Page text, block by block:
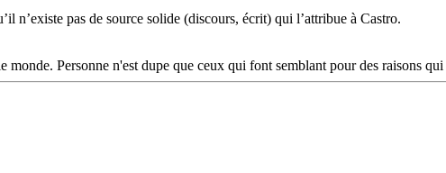
n’existe pas de source solide (discours, écrit) qui l’attribue à Castro.
Personne n'est dupe que ceux qui font semblant pour des raisons